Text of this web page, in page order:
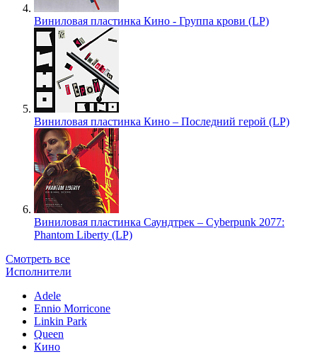
Виниловая пластинка Кино - Группа крови (LP)
Виниловая пластинка Кино – Последний герой (LP)
Виниловая пластинка Саундтрек – Cyberpunk 2077:
Phantom Liberty (LP)
Смотреть все
Исполнители
Adele
Ennio Morricone
Linkin Park
Queen
Кино